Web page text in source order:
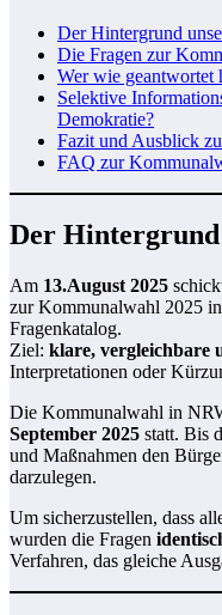
Der Hintergrund
Die Fragen zur
Wer wie geantwortet
Selektive
Demokratie?
Fazit und Ausblick
FAQ zur
Der
Am 13.August 2025
zur Kommunalwahl 2025
Fragenkatalog.
Ziel: klare, vergleichbare
Interpretationen oder
Die Kommunalwahl in
September 2025 statt. Bis
und Maßnahmen den
darzulegen.
Um sicherzustellen, dass
wurden die Fragen
Verfahren, das gleiche